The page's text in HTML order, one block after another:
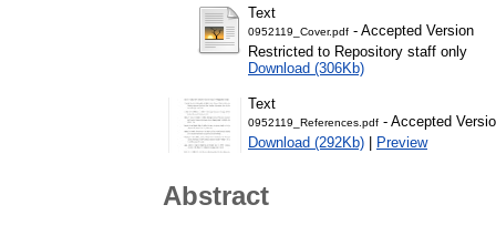
Text
0952119_Cover.pdf - Accepted Version
Restricted to Repository staff only
Download (306Kb)
Text
0952119_References.pdf - Accepted
Download (292Kb) | Preview
Abstract